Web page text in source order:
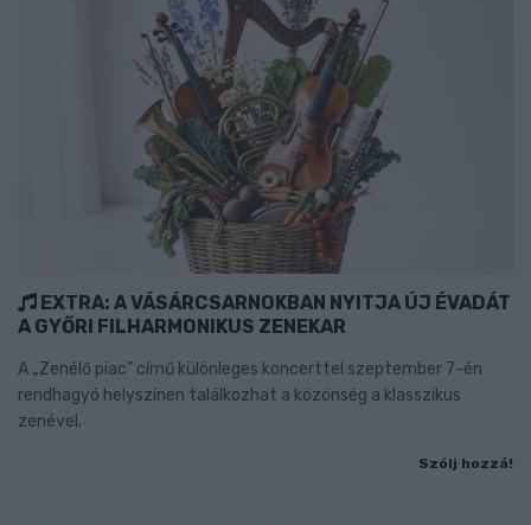
EXTRA: A VÁSÁRCSARNOKBAN NYITJA ÚJ ÉVADÁT
A GYŐRI FILHARMONIKUS ZENEKAR
A „Zenélő piac” című különleges koncerttel szeptember 7-én
rendhagyó helyszínen találkozhat a közönség a klasszikus
zenével.
Szólj hozzá!